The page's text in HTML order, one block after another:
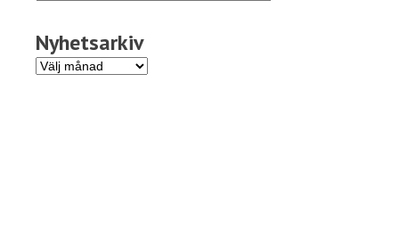
Nyhetsarkiv
Nyhetsarkiv